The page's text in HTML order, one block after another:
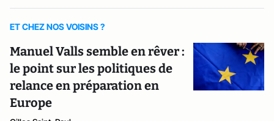
ET CHEZ NOS VOISINS ?
Manuel Valls semble en rêver :
le point sur les politiques de
relance en préparation en
Europe